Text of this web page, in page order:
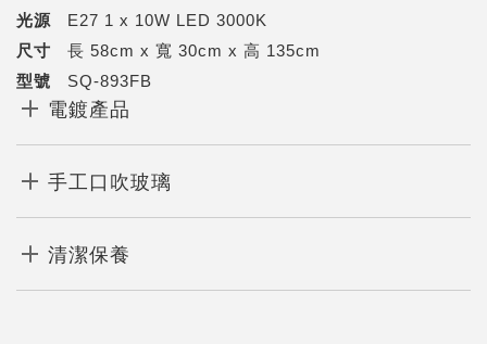
光源 E27 1 x 10W LED 3000K
尺寸 長 58cm x 寬 30cm x 高 135cm
型號 SQ-893FB
電鍍產品
手工口吹玻璃
清潔保養